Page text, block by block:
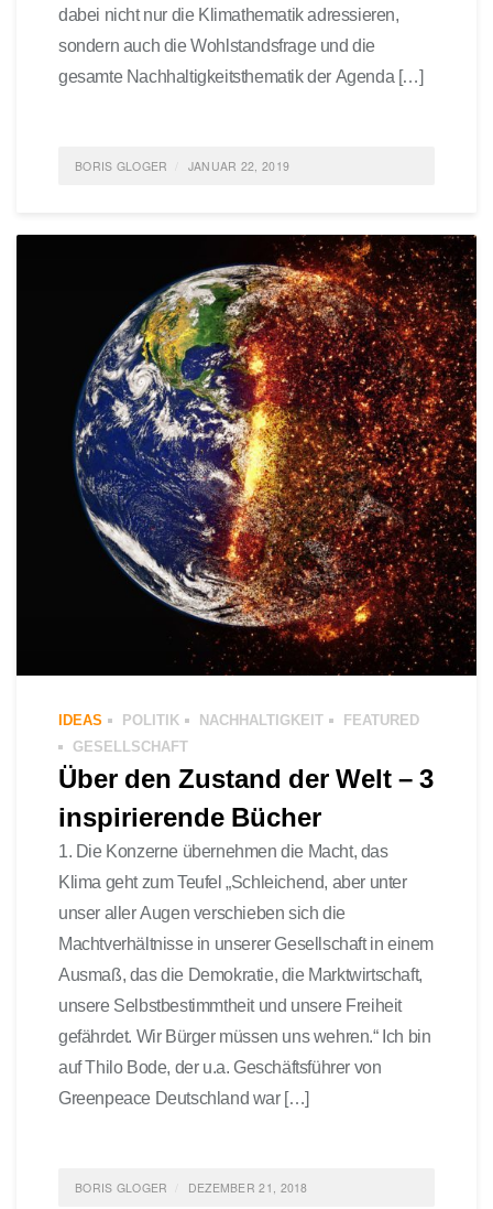
dabei nicht nur die Klimathematik adressieren,
sondern auch die Wohlstandsfrage und die
gesamte Nachhaltigkeitsthematik der Agenda […]
BORIS GLOGER JANUAR 22, 2019
POLITIKTAGGED
GESELLSCHAFT,IDEAS,SUSTAINABILITY0
COMMENTS
IDEAS POLITIK NACHHALTIGKEIT
FEATURED
GESELLSCHAFT
Über den Zustand der Welt – 3
inspirierende Bücher
1. Die Konzerne übernehmen die Macht, das
Klima geht zum Teufel „Schleichend, aber unter
unser aller Augen verschieben sich die
Machtverhältnisse in unserer Gesellschaft in einem
Ausmaß, das die Demokratie, die Marktwirtschaft,
unsere Selbstbestimmtheit und unsere Freiheit
gefährdet. Wir Bürger müssen uns wehren.“ Ich bin
auf Thilo Bode, der u.a. Geschäftsführer von
Greenpeace Deutschland war […]
BORIS GLOGER DEZEMBER 21, 2018